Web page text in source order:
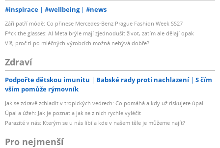
#inspirace #wellbeing #news
Září patří módě: Co přinese Mercedes-Benz Prague Fashion Week SS27
F*ck the glasses: AI Meta brýle mají zjednodušit život, zatím ale dělají opak
Víš, proč ti po mléčných výrobcích možná nebývá dobře?
Zdraví
Podpořte dětskou imunitu Babské rady proti nachlazení
S čím
vším pomůže rýmovník
Jak se zdravě zchladit v tropických vedrech: Co pomáhá a kdy už riskujete úpal
Úpal a úžeh: Jak je poznat a jak se z nich rychle vyléčit
Parazité v nás: Kterým se u nás líbí a kde v našem těle je můžeme najít?
Pro nejmenší